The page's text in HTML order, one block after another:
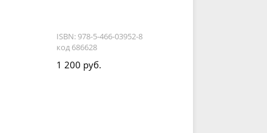
ISBN: 978-5-466-03952-8
код 686628
1 200 руб.